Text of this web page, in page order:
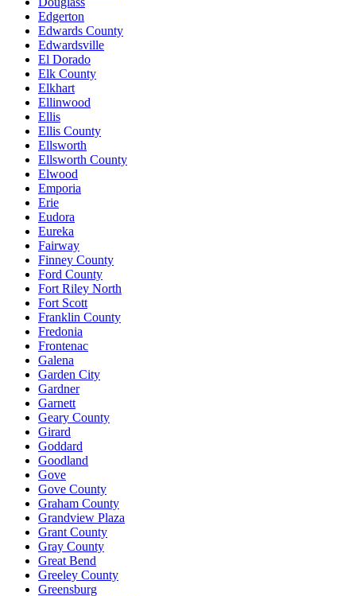
Edgerton
Edwards County
Edwardsville
El Dorado
Elk County
Elkhart
Ellinwood
Ellis
Ellis County
Ellsworth
Ellsworth County
Elwood
Emporia
Erie
Eudora
Eureka
Fairway
Finney County
Ford County
Fort Riley North
Fort Scott
Franklin County
Fredonia
Frontenac
Galena
Garden City
Gardner
Garnett
Geary County
Girard
Goddard
Goodland
Gove
Gove County
Graham County
Grandview Plaza
Grant County
Gray County
Great Bend
Greeley County
Greensburg